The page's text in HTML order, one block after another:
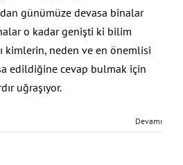
günümüze devasa binalar
o kadar genişti ki bilim
kimlerin, neden ve en önemlisi
edildiğine cevap bulmak için
uğraşıyor.
Devamı